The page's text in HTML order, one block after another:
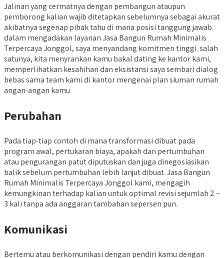
Jalinan yang cermatnya dengan pembangun ataupun
pemborong kalian wajib ditetapkan sebelumnya sebagai akurat
akibatnya segenap pihak tahu di mana posisi tanggung jawab.
dalam mengadakan layanan Jasa Bangun Rumah Minimalis
Terpercaya Jonggol, saya menyandang komitmen tinggi. salah
satunya, kita menyrankan kamu bakal dating ke kantor kami,
memperlihatkan kesahihan dan eksistansi saya sembari dialog
bebas sama team kami di kantor mengenai plan siuman rumah
angan-angan kamu
Perubahan
Pada tiap-tiap contoh di mana transformasi dibuat pada
program awal, pertukaran biaya, apakah dan pertumbuhan
atau pengurangan patut diputuskan dan juga dinegosiasikan
balik sebelum pertumbuhan lebih lanjut dibuat. Jasa Bangun
Rumah Minimalis Terpercaya Jonggol kami, mengagih
kemungkinan terhadap kalian untuk optimal revisi sejumlah 2 –
3 kali tanpa ada anggaran tambahan sepersen pun.
Komunikasi
Bertemu atau berkomunikasi dengan pendiri kamu dengan